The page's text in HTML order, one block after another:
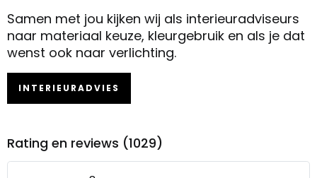
Samen met jou kijken wij als interieuradviseurs
naar materiaal keuze, kleurgebruik en als je dat
wenst ook naar verlichting.
INTERIEURADVIES
Rating en reviews (1029)